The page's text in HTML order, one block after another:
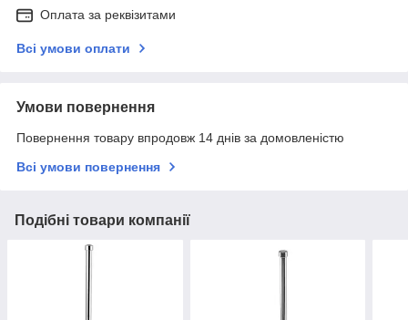
Оплата за реквізитами
Всі умови оплати
Умови повернення
Повернення товару впродовж 14 днів за домовленістю
Всі умови повернення
Подібні товари компанії